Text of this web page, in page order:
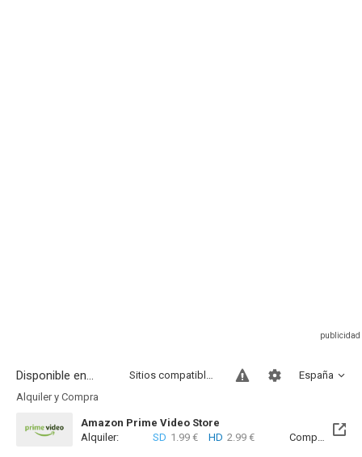
Disponible en... España
Sitios compatibles
Alquiler y Compra
Amazon Prime Video Store
Alquiler:
SD 1.99 € HD 2.99 € Compra: SD